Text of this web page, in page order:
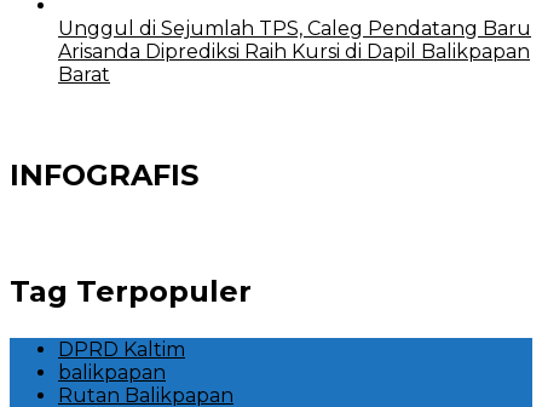
Unggul di Sejumlah TPS, Caleg Pendatang Baru
Arisanda Diprediksi Raih Kursi di Dapil Balikpapan
Barat
INFOGRAFIS
Tag Terpopuler
DPRD Kaltim
balikpapan
Rutan Balikpapan